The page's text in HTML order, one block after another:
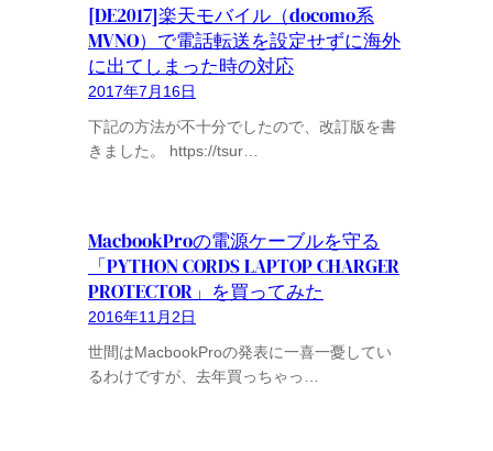
[DE2017]楽天モバイル（docomo系‎
MVNO）で電話転送を設定せずに海外
に出てしまった時の対応
2017年7月16日
下記の方法が不十分でしたので、改訂版を書
きました。 https://tsur…
MacbookProの電源ケーブルを守る
「PYTHON CORDS LAPTOP CHARGER
PROTECTOR」を買ってみた
2016年11月2日
世間はMacbookProの発表に一喜一憂してい
るわけですが、去年買っちゃっ…